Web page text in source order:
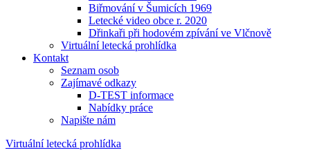
Biřmování v Šumicích 1969
Letecké video obce r. 2020
Dřinkaři při hodovém zpívání ve Vlčnově
Virtuální letecká prohlídka
Kontakt
Seznam osob
Zajímavé odkazy
D-TEST informace
Nabídky práce
Napište nám
Virtuální letecká prohlídka